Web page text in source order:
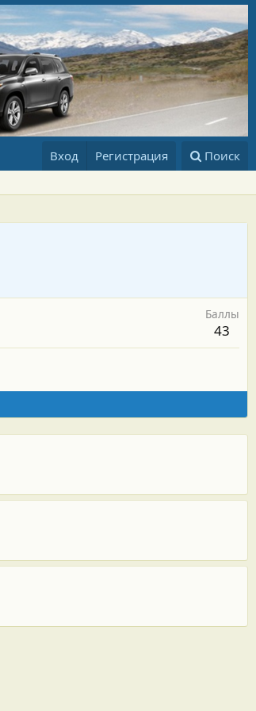
Вход Регистрация Поиск
Баллы
43